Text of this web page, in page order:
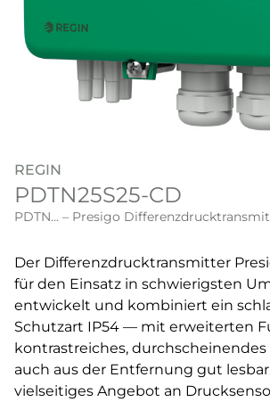
REGIN
PDTN25S25-CD
PDTN... – Presigo
Der Differenzdrucktransmitter
für den Einsatz in schwierigsten
entwickelt und kombiniert ein
Schutzart IP54 — mit erweiterten
kontrastreiches,
auch aus der Entfernung gut
vielseitiges Angebot an